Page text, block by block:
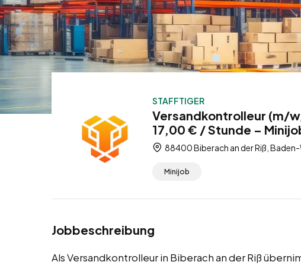
STAFFTIGER
Versandkontrolleur (m/
17,00 € / Stunde –
88400 Biberach an der Riß,
Minijob
Jobbeschreibung
Als Versandkontrolleur in Biberach an der Riß